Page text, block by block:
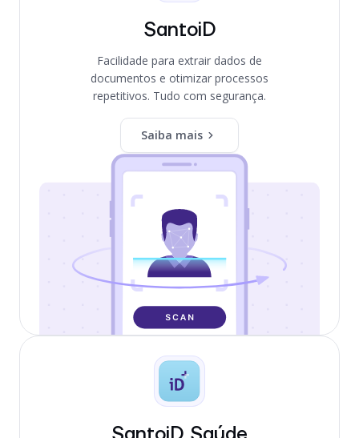
SantoiD
Facilidade para extrair dados de
documentos e otimizar processos
repetitivos. Tudo com segurança.
Saiba mais